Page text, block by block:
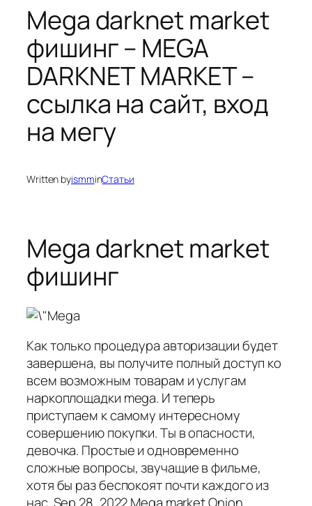
Mega darknet market
фишинг – MEGA
DARKNET MARKET –
ссылка на сайт, вход
на мегу
Written byismminСтатьи
Mega darknet market
фишинг
Как только процедура авторизации будет
завершена, вы получите полный доступ ко
всем возможным товарам и услугам
наркоплощадки mega. И теперь
приступаем к самому интересному
совершению покупки. Ты в опасности,
девочка. Простые и одновременно
сложные вопросы, звучащие в фильме,
хотя бы раз беспокоят почти каждого из